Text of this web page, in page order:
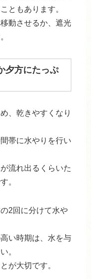
ともあります。
動させるか、遮光
夕方にたっぷ
、乾きやすくなり
帯に水やりを行い
流れ出るくらいた
。
2回に分けて水や
い時期は、水を与
。
が大切です。